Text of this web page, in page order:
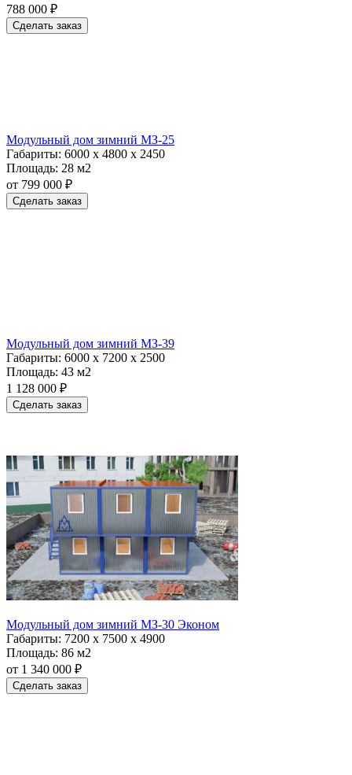
788 000 ₽
Сделать заказ
Модульный дом зимний МЗ-25
Габариты: 6000 х 4800 х 2450
Площадь: 28 м2
от 799 000 ₽
Сделать заказ
Модульный дом зимний МЗ-39
Габариты: 6000 х 7200 х 2500
Площадь: 43 м2
1 128 000 ₽
Сделать заказ
Модульный дом зимний МЗ-30 Эконом
Габариты: 7200 х 7500 х 4900
Площадь: 86 м2
от 1 340 000 ₽
Сделать заказ